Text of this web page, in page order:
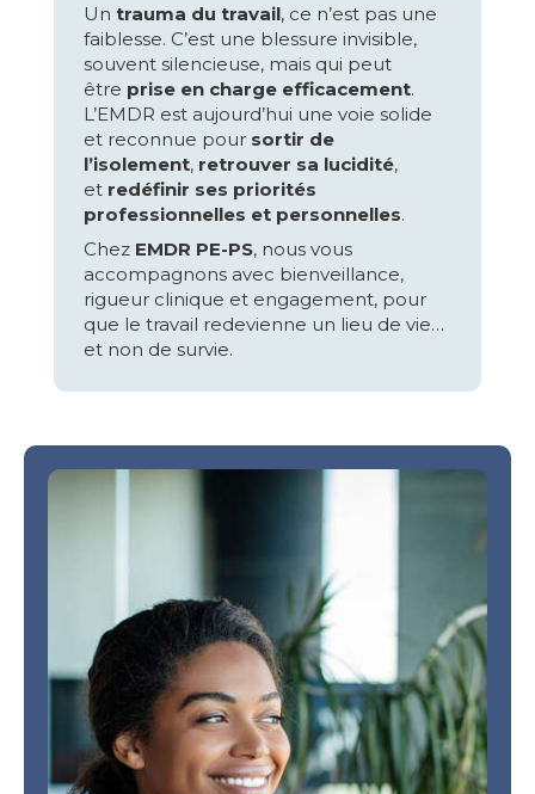
Un trauma du travail, ce n’est pas une
faiblesse. C’est une blessure invisible,
souvent silencieuse, mais qui peut
être prise en charge efficacement.
L’EMDR est aujourd’hui une voie solide
et reconnue pour sortir de
l’isolement, retrouver sa lucidité,
et redéfinir ses priorités
professionnelles et personnelles.
Chez EMDR PE-PS, nous vous
accompagnons avec bienveillance,
rigueur clinique et engagement, pour
que le travail redevienne un lieu de vie…
et non de survie.